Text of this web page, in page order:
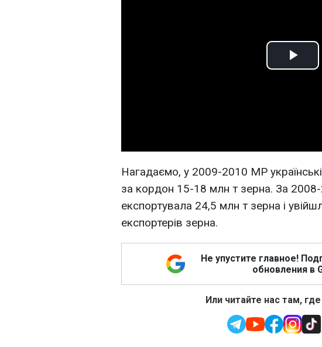
Play
Нагадаємо, у 2009-2010 МР
за кордон 15-18 млн т зерна. За
експортувала 24,5 млн т зерна і
експортерів зерна.
Не упустите главное!
обновления в
Или читайте нас там,